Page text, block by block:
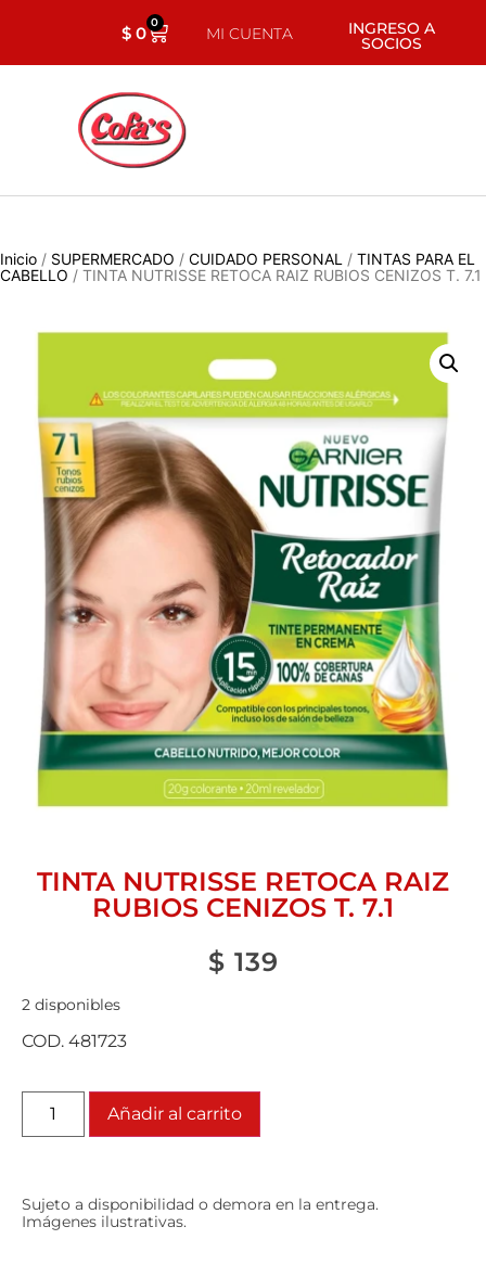
$0 0
MI CUENTA INGRESO A
SOCIOS
Inicio / SUPERMERCADO / CUIDADO PERSONAL / TINTAS PARA EL
CABELLO / TINTA NUTRISSE RETOCA RAIZ RUBIOS CENIZOS T. 7.1
TINTA NUTRISSE RETOCA RAIZ
RUBIOS CENIZOS T. 7.1
$ 139
2 disponibles
COD. 481723
Añadir al carrito
Sujeto a disponibilidad o demora en la entrega.
Imágenes ilustrativas.